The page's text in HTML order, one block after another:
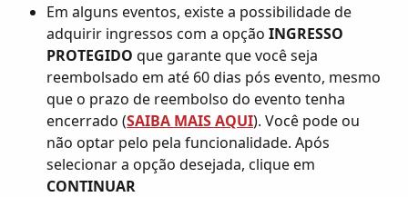
Em alguns eventos, existe a possibilidade de
adquirir ingressos com a opção INGRESSO
PROTEGIDO que garante que você seja
reembolsado em até 60 dias pós evento, mesmo
que o prazo de reembolso do evento tenha
encerrado (SAIBA MAIS AQUI). Você pode ou
não optar pelo pela funcionalidade. Após
selecionar a opção desejada, clique em
CONTINUAR